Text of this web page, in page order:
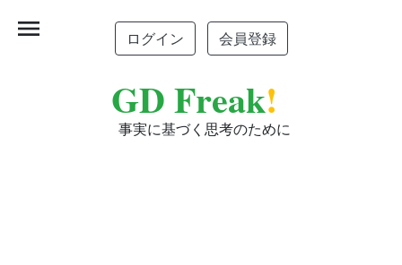
ログイン 会員登録
GD Freak!
事実に基づく思考のために
menu